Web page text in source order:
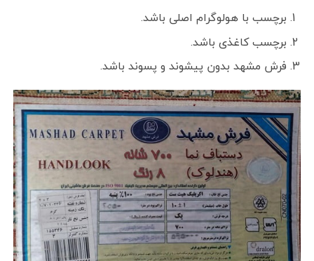
برچسب با هولوگرام اصلی باشد.
برچسب کاغذی باشد.
فرش مشهد بدون پیشوند و پسوند باشد.